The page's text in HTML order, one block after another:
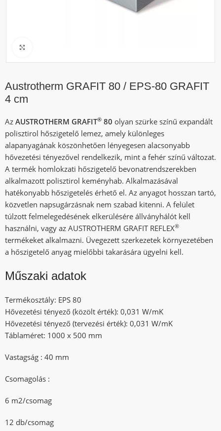
Austrotherm GRAFIT 80 / EPS-80 GRAFIT
4 cm
AzAUSTROTHERM GRAFIT® 80 olyan szürke színű expandált
polisztirol hőszigetelő lemez, amely különleges
alapanyagának köszönhetően lényegesen alacsonyabb
hővezetési tényezővel rendelkezik, mint a fehér színű változat.
A termék homlokzati hőszigetelő bevonatrendszerekben
alkalmazott polisztirol keményhab. Alkalmazásával
hatékonyabb hőszigetelés érhető el. Az anyagot hosszan tartó,
közvetlen napsugárzásnak nem szabad kitenni. A felület
túlzott felmelegedésének elkerülésére állványhálót kell
használni, vagy az AUSTROTHERM GRAFIT REFLEX®
termékeket alkalmazni. Üvegezett szerkezetek környezetében
a hőszigetelő anyag mielőbbi takarására ügyelni kell.
Műszaki adatok
Termékosztály: EPS 80
Hővezetési tényező (közölt érték): 0,031 W/mK
Hővezetési tényező (tervezési érték): 0,031 W/mK
Táblaméret: 1000 x 500 mm
Vastagság : 40 mm
Csomagolás :
6 m2/csomag
12 db/csomag